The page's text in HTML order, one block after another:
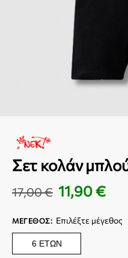
Σετ κολάν
17,00€ 11,90€
ΜΈΓΕΘΟΣ: Επιλέξτε μέγεθος
6 ΕΤΏΝ